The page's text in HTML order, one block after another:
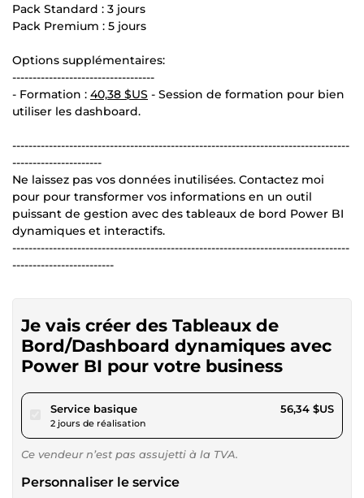
Pack Standard : 3 jours
Pack Premium : 5 jours
Options supplémentaires:
-----------------------------------
- Formation : 40,38 $US - Session de formation pour bien
utiliser les dashboard.
-----------------------------------------------------------------------------------
----------------------
Ne laissez pas vos données inutilisées. Contactez moi
pour pour transformer vos informations en un outil
puissant de gestion avec des tableaux de bord Power BI
dynamiques et interactifs.
-----------------------------------------------------------------------------------
-------------------------
Je vais créer des Tableaux de
Bord/Dashboard dynamiques avec
Power BI pour votre business
Service basiquepour 51,92 $US
2 jours de réalisation
56,34 $US
Ce vendeur n’est pas assujetti à la TVA.
Personnaliser le service